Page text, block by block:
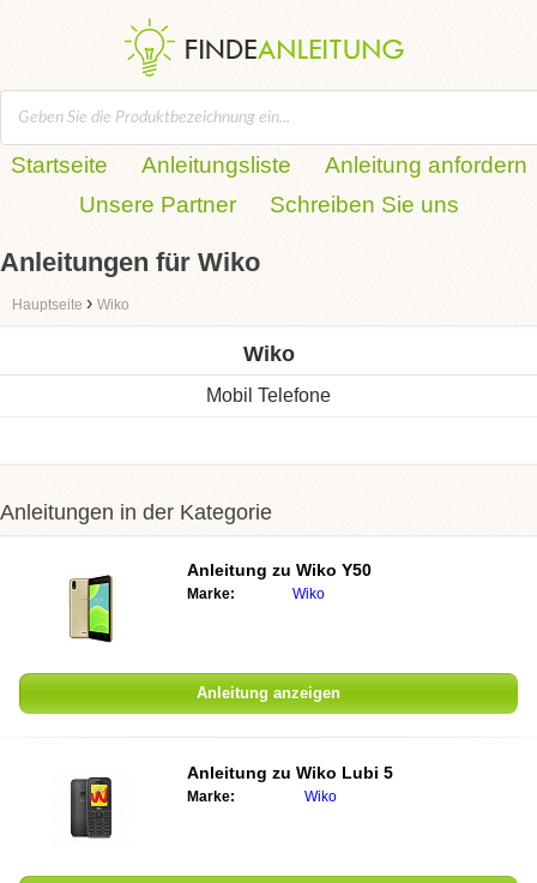
Startseite Anleitungsliste
Anleitung anfordern
Unsere Partner
Schreiben Sie uns
Anleitungen für Wiko
Hauptseite › Wiko
Wiko
Mobil Telefone
Anleitungen in der Kategorie
Anleitung zu Wiko Y50
Marke: Wiko
Anleitung anzeigen
Anleitung zu Wiko Lubi 5
Marke: Wiko